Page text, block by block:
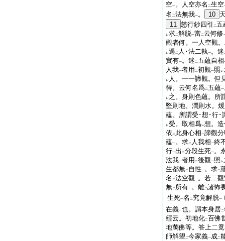
空一。人空亦名 二生空
名 二法無我一。 10
11 慈行鈔四引 二五
レ求二解脱一當二云何修
觀者何。一人空觀
レ過 二 人･法二執一。迷
實有一。迷 二五蘊自相
人我一者用 二初觀一照 レ
レ 人。一一諦觀。但
得。云何名爲二五蘊一
レ之。身則色蘊。所
堅則地。潤則水。
蘊。所謂受･想･行･
レ受。取相爲レ想。
依 二 此身心相一諦觀
蘊一。求二 人我相一終
行一出 二分段生死一。
法我一者用 二後觀一照 レ
生都無二 自性一。求二
名 二法空觀一。若二
無二 所有一。離二諸怖
生死一名 二 究竟解脱一
在義一也。謂本身居二
經云。初地化二百佛
地萬佛等。答上二
師解望 二今家義一成二